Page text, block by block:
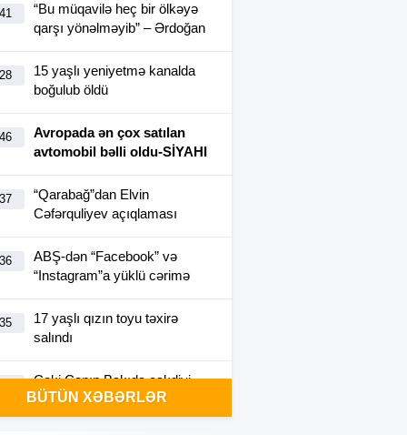
“Bu müqavilə heç bir ölkəyə
qarşı yönəlməyib” – Ərdoğan
15 yaşlı yeniyetmə kanalda
boğulub öldü
Avropada ən çox satılan
avtomobil bəlli oldu-SİYAHI
“Qarabağ”dan Elvin
Cəfərquliyev açıqlaması
ABŞ-dən “Facebook” və
“Instagram”a yüklü cərimə
17 yaşlı qızın toyu təxirə
salındı
Ceki Çanın Bakıda çəkdiyi
filmə görə Azərbaycan 1
milyon dollar ödəyə bilər?
BÜTÜN XƏBƏRLƏR